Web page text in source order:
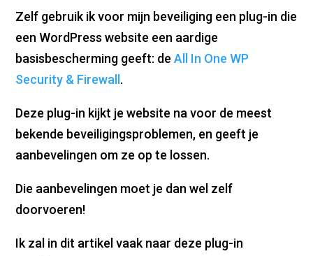
Zelf gebruik ik voor mijn beveiliging een plug-in die
een WordPress website een aardige
basisbescherming geeft: deAll In One WP
Security & Firewall .
Deze plug-in kijkt je website na voor de meest
bekende beveiligingsproblemen, en geeft je
aanbevelingen om ze op te lossen.
Die aanbevelingen moet je dan wel zelf
doorvoeren!
Ik zal in dit artikel vaak naar deze plug-in